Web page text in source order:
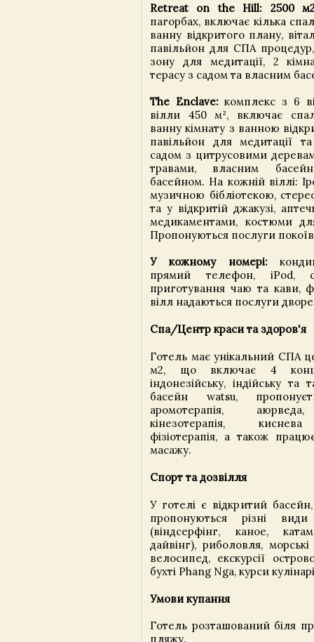
Retreat on the Hill: 2500
пагорбах, включає кілька
ванну відкритого плану,
павільйон для СПА
зону для медитації, 2
терасу з садом та власним
The Enclave:комплекс з 6
вілли 450 м², включає
ванну кімнату з ванною
павільйон для медитації
садом з цитрусовими
травами, власним
басейном. На кожній віллі:
музичною бібліотекою,
та у відкритій джакузі,
медикаментами, костюми
Пропонуються послуги
У кожному номері:
прямий телефон, iPod,
приготування чаю та кави,
вілл надаються послуги
Спа/Центр краси та здоров'я
Готель має унікальний СПА
м2, що включає 4
індонезійську, індійську та
басейн watsu,
аромотерапія, аюрведа,
кінезотерапія, киснева
фізіотерапія, а також
масажу.
Спорт та дозвілля
У готелі є відкритий
пропонуються різні
(віндсерфінг, каное,
дайвінг), риболовля, морські
велосипед, екскурсії
бухті Phang Nga, курси
Умови купання
Готель розташований біля
пляжу.